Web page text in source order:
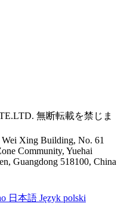
無断転載を禁じま
Wei Xing Building, No. 61
Community, Yuehai
Guangdong 518100, China
日本語 Język polski